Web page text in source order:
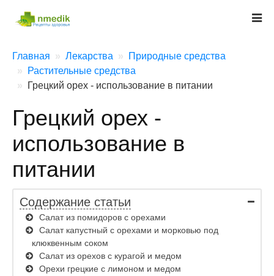
Главная Лекарства
Природные средства
Растительные средства
Грецкий орех - использование в питании
Грецкий орех -
использование в
питании
Содержание статьи
Салат из помидоров с орехами
Салат капустный с орехами и морковью под
клюквенным соком
Салат из орехов с курагой и медом
Орехи грецкие с лимоном и медом